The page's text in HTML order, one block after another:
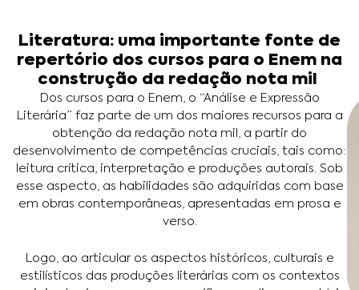
Literatura: uma importante fonte de
repertório dos cursos para o Enem na
construção da redação nota mil
Dos cursos para o Enem, o “Análise e Expressão
Literária” faz parte de um dos maiores recursos para a
obtenção da redação nota mil, a partir do
desenvolvimento de competências cruciais, tais como:
leitura crítica, interpretação e produções autorais. Sob
esse aspecto, as habilidades são adquiridas com base
em obras contemporâneas, apresentadas em prosa e
verso.
Logo, ao articular os aspectos históricos, culturais e
estilísticos das produções literárias com os contextos